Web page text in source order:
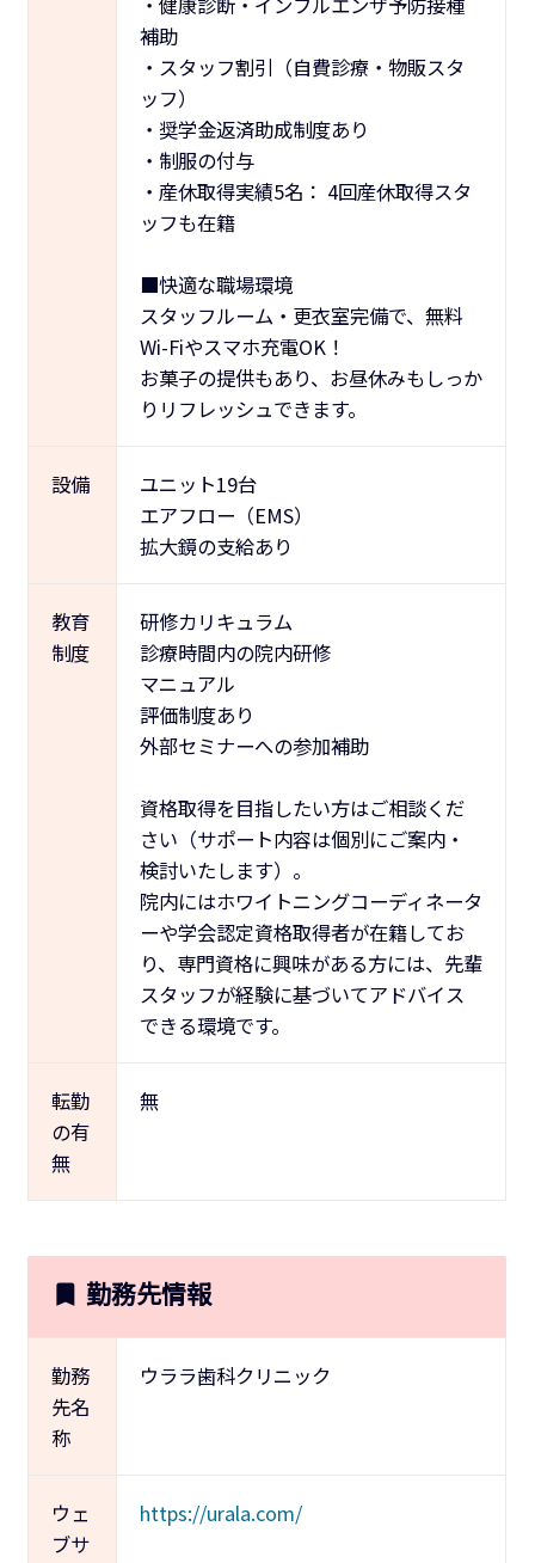
補助
・スタッフ割引（自費診療・物販スタ
ッフ）
・奨学金返済助成制度あり
・制服の付与
・産休取得実績5名： 4回産休取得スタ
ッフも在籍
■快適な職場環境
スタッフルーム・更衣室完備で、無料
Wi-Fiやスマホ充電OK！
お菓子の提供もあり、お昼休みもしっか
りリフレッシュできます。
設備
ユニット19台
エアフロー（EMS）
拡大鏡の支給あり
教育
制度
研修カリキュラム
診療時間内の院内研修
マニュアル
評価制度あり
外部セミナーへの参加補助
資格取得を目指したい方はご相談くだ
さい（サポート内容は個別にご案内・
検討いたします）。
院内にはホワイトニングコーディネータ
ーや学会認定資格取得者が在籍してお
り、専門資格に興味がある方には、先輩
スタッフが経験に基づいてアドバイス
できる環境です。
転勤
の有
無
無
勤務先情報
勤務
先名
称
ウララ歯科クリニック
ウェ
ブサ
https://urala.com/